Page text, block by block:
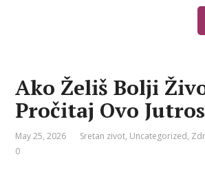
Ako Želiš Bolji
Pročitaj Ovo Jutros
May 25, 2026 Sretan zivot, Uncategorized,
0